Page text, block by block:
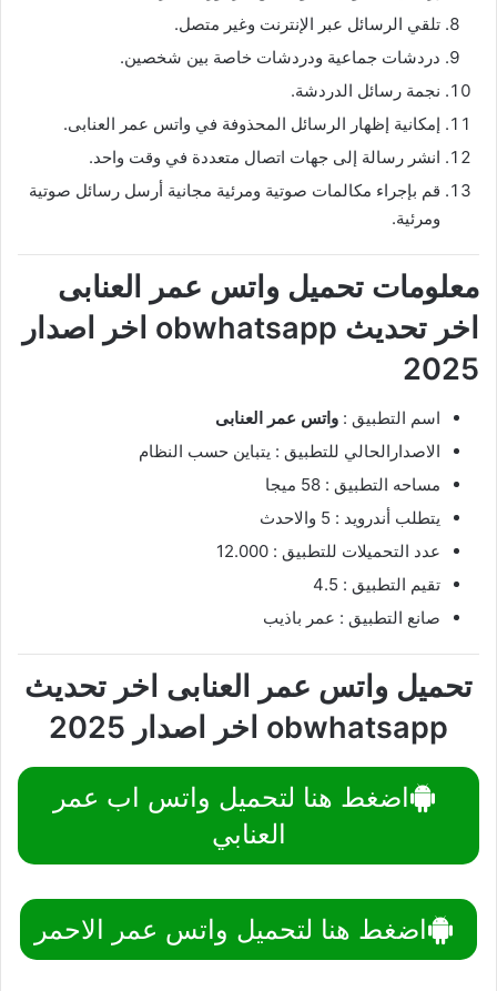
تلقي الرسائل عبر الإنترنت وغير متصل.
دردشات جماعية ودردشات خاصة بين شخصين.
نجمة رسائل الدردشة.
إمكانية إظهار الرسائل المحذوفة في واتس عمر العنابى.
انشر رسالة إلى جهات اتصال متعددة في وقت واحد.
قم بإجراء مكالمات صوتية ومرئية مجانية أرسل رسائل صوتية
ومرئية.
معلومات تحميل واتس عمر العنابى
اخر تحديث obwhatsapp اخر اصدار
2025
اسم التطبيق : واتس عمر العنابى
الاصدارالحالي للتطبيق : يتباين حسب النظام
مساحه التطبيق : 58 ميجا
يتطلب أندرويد : 5 والاحدث
عدد التحميلات للتطبيق : 12.000
تقيم التطبيق : 4.5
صانع التطبيق : عمر باذيب
تحميل واتس عمر العنابى اخر تحديث
obwhatsapp اخر اصدار 2025
اضغط هنا لتحميل واتس اب عمر
العنابي
اضغط هنا لتحميل واتس عمر الاحمر